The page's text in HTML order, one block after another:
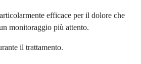
efficace per il dolore che
monitoraggio più attento.
il trattamento.